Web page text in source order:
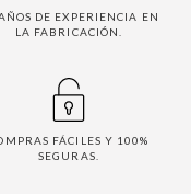
DE EXPERIENCIA EN
LA FABRICACIÓN.
FÁCILES Y 100%
SEGURAS.